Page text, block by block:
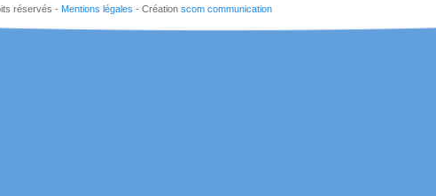
réservés - Mentions légales - Création scom communication